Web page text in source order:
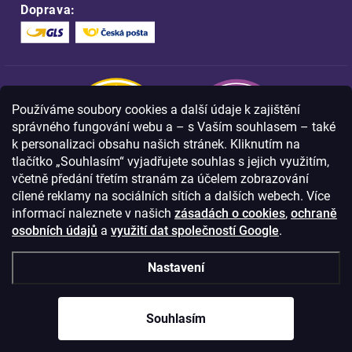
Používáme soubory cookies a další údaje k zajištění
správného fungování webu a – s Vaším souhlasem – také
k personalizaci obsahu našich stránek. Kliknutím na
tlačítko „Souhlasím“ vyjadřujete souhlas s jejich využitím,
včetně předání třetím stranám za účelem zobrazování
cílené reklamy na sociálních sítích a dalších webech. Více
informací naleznete v našich zásadách o cookies, ochraně
osobních údajů a využití dat společností Google.
Nastavení
Souhlasím
Doprava:
Nakupujte na FOA bezpečně a bez obav.
Díky HTTPS protokolu jsou Vaše citlivá
data v naprostém bezpečí.
© Copyright2026Westlogic s.r.o.,
Olomoucká 267/29, Opava, 746 01